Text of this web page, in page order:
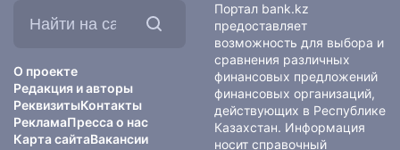
О проекте
Редакция и авторы
РеквизитыКонтакты
РекламаПресса о нас
Карта сайтаВакансии
Портал bank.kz
предоставляет
возможность для выбора и
сравнения различных
финансовых предложений
финансовых организаций,
действующих в Республике
Казахстан. Информация
носит справочный